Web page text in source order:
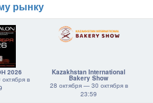
рынку
2026
в
Kazakhstan International
Bakery Show
28 октября — 30 октября в
23:59